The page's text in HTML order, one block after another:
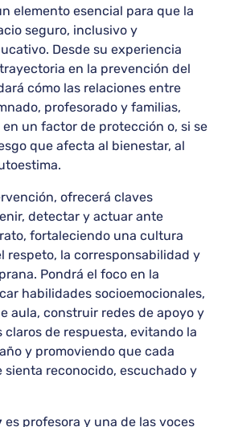
elemento esencial para que la
seguro, inclusivo y
Desde su experiencia
en la prevención del
cómo las relaciones entre
profesorado y familias,
un factor de protección o, si se
que afecta al bienestar, al
ofrecerá claves
detectar y actuar ante
fortaleciendo una cultura
respeto, la corresponsabilidad y
Pondrá el foco en la
habilidades socioemocionales,
aula, construir redes de apoyo y
de respuesta, evitando la
y promoviendo que cada
sienta reconocido, escuchado y
es profesora y una de las voces